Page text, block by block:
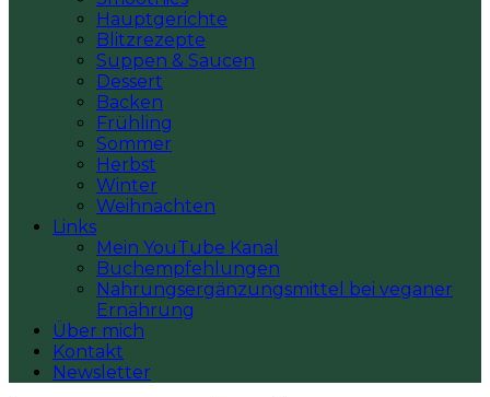
Hauptgerichte
Blitzrezepte
Suppen & Saucen
Dessert
Backen
Frühling
Sommer
Herbst
Winter
Weihnachten
Links
Mein YouTube Kanal
Buchempfehlungen
Nahrungsergänzungsmittel bei veganer
Ernährung
Über mich
Kontakt
Newsletter